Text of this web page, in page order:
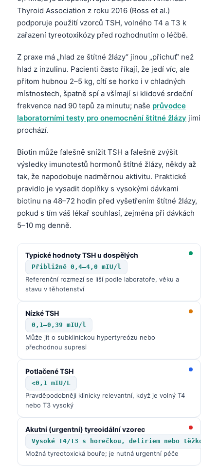
Thyroid Association z roku 2016 (Ross et al.)
podporuje použití vzorců TSH, volného T4 a T3 k
zařazení tyreotoxikózy před rozhodnutím o léčbě.
Z praxe má „hlad ze štítné žlázy“ jinou „přichuť“ než
hlad z inzulinu. Pacienti často říkají, že jedí víc, ale
přitom hubnou 2–5 kg, cítí se horko i v chladných
místnostech, špatně spí a všímají si klidové srdeční
frekvence nad 90 tepů za minutu; naše průvodce
laboratorními testy pro onemocnění štítné žlázy jimi
prochází.
Biotin může falešně snížit TSH a falešně zvýšit
výsledky imunotestů hormonů štítné žlázy, někdy až
tak, že napodobuje nadměrnou aktivitu. Praktické
pravidlo je vysadit doplňky s vysokými dávkami
biotinu na 48–72 hodin před vyšetřením štítné žlázy,
pokud s tím váš lékař souhlasí, zejména při dávkách
5–10 mg denně.
Typické hodnoty TSH u dospělých
Přibližně 0,4–4,0 mIU/l
Referenční rozmezí se liší podle laboratoře, věku a
stavu v těhotenství
Nízké TSH
0,1–0,39 mIU/l
Může jít o subklinickou hypertyreózu nebo
přechodnou supresi
Potlačené TSH
<0,1 mIU/L
Pravděpodobněji klinicky relevantní, když je volný T4
nebo T3 vysoký
Akutní (urgentní) tyreoidální vzorec
Vysoké T4/T3 s horečkou, deliriem nebo těžkou
Možná tyreotoxická bouře; je nutná urgentní péče
Esperanto
Frysk
Ślōnskŏ gŏdka
Norsk bokmål